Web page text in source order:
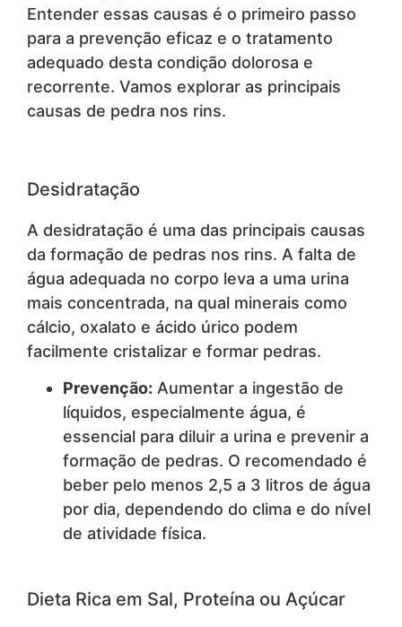
Entender essas causas é o primeiro passo
para a prevenção eficaz e o tratamento
adequado desta condição dolorosa e
recorrente. Vamos explorar as principais
causas de pedra nos rins.
Desidratação
A desidratação é uma das principais causas
da formação de pedras nos rins. A falta de
água adequada no corpo leva a uma urina
mais concentrada, na qual minerais como
cálcio, oxalato e ácido úrico podem
facilmente cristalizar e formar pedras.
Prevenção: Aumentar a ingestão de
líquidos, especialmente água, é
essencial para diluir a urina e prevenir a
formação de pedras. O recomendado é
beber pelo menos 2,5 a 3 litros de água
por dia, dependendo do clima e do nível
de atividade física.
Dieta Rica em Sal, Proteína ou Açúcar